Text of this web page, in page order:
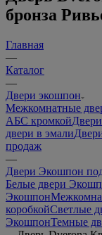
бронза
Главная
—
Каталог
—
Двери экошпон
Межкомнатные
АБС кромкой
двери в эмали
продаж
—
Двери Экошпон
Белые двери
Экошпон
коробкойСветлые
ЭкошпонТемные